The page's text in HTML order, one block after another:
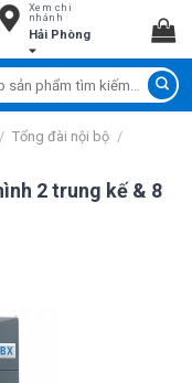
Xem chi
nhánh
Hải Phòng
/ Tổng đài nội bộ /
2 trung kế & 8